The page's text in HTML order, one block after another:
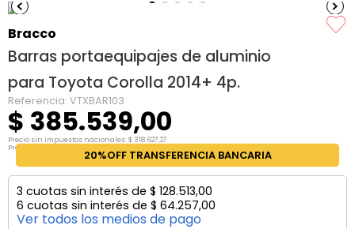
3.
Bracco
Barras portaequipajes de aluminio
para Toyota Corolla 2014+ 4p.
Referencia: VTXBAR103
$ 385.539,00
Precio sin impuestos nacionales:$ 318.627,27
Precio por unidad:
20%OFF TRANSFERENCIA BANCARIA
3 cuotas sin interés de $ 128.513,00
6 cuotas sin interés de $ 64.257,00
Ver todos los medios de pago